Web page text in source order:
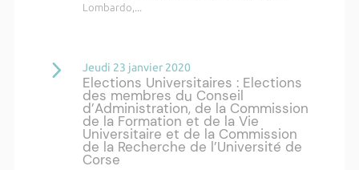
Lombardo,...
Jeudi 23 janvier 2020
Elections Universitaires : Elections
des membres du Conseil
d’Administration, de la Commission
de la Formation et de la Vie
Universitaire et de la Commission
de la Recherche de l’Université de
Corse